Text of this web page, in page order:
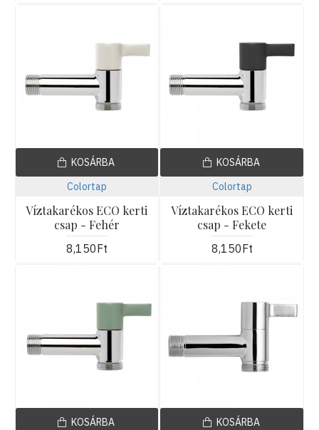
Colortap
Víztakarékos ECO kerti
csap - Fehér
8,150Ft
KOSÁRBA
Colortap
Víztakarékos ECO kerti
csap - Fekete
8,150Ft
KOSÁRBA
KOSÁRBA KOSÁRBA